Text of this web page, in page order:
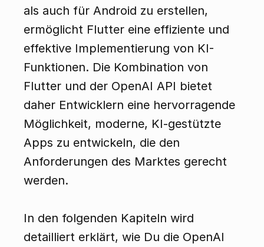
als auch für Android zu erstellen,
ermöglicht Flutter eine effiziente und
effektive Implementierung von KI-
Funktionen. Die Kombination von
Flutter und der OpenAI API bietet
daher Entwicklern eine hervorragende
Möglichkeit, moderne, KI-gestützte
Apps zu entwickeln, die den
Anforderungen des Marktes gerecht
werden.
In den folgenden Kapiteln wird
detailliert erklärt, wie Du die OpenAI